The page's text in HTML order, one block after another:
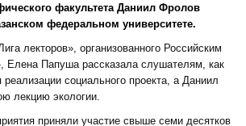
факультета Даниил Фролов
федеральном университете.
лекторов», организованного Российским
Елена Папуша рассказала слушателям, как
социального проекта, а Даниил
лекцию экологии.
приняли участие свыше семи десятков